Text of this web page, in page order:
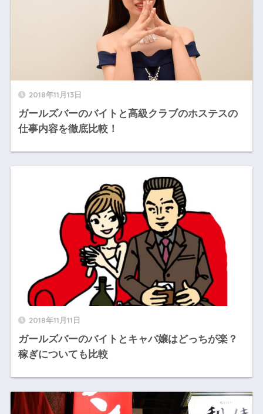
2018年11月13日
ガールズバーのバイトと高級クラブのホステスの
仕事内容を徹底比較！
2018年11月11日
ガールズバーのバイトとキャバ嬢はどっちが楽？
稼ぎについても比較